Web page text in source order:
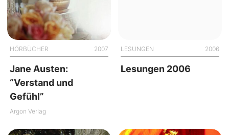
HÖRBÜCHER 2007
Jane Austen:
“Verstand und
Gefühl”
Argon Verlag
LESUNGEN 2006
Lesungen 2006